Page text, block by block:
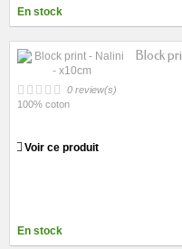
En stock
Block
0 review(s)
100% coton
Voir ce produit
En stock